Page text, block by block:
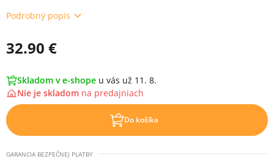
Podrobný popis
32.90 €
Skladom v e-shope u vás už 11. 8.
Nie je skladom na predajniach
Do košíka
GARANCIA BEZPEČNEJ PLATBY